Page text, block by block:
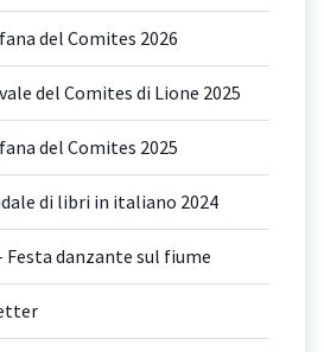
del Comites 2026
del Comites di Lione 2025
del Comites 2025
di libri in italiano 2024
Festa danzante sul fiume